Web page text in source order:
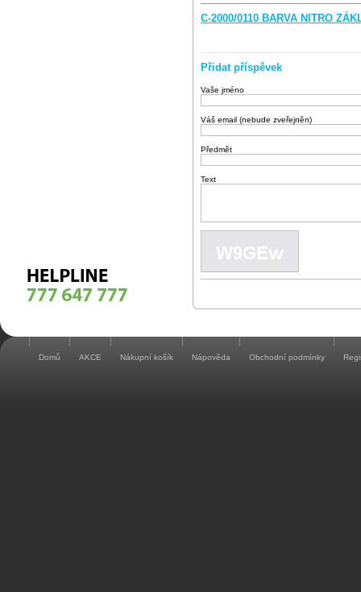
C-2000/0110 BARVA NITRO
Přidat příspěvek
Vaše jméno
Váš email (nebude zveřejněn)
Předmět
Text
Domů AKCE Nákupní košík Nápověda Obchodní podmínky